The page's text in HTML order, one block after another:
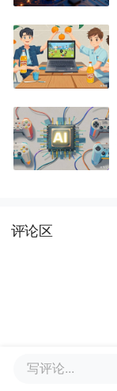
评论区
写评论...